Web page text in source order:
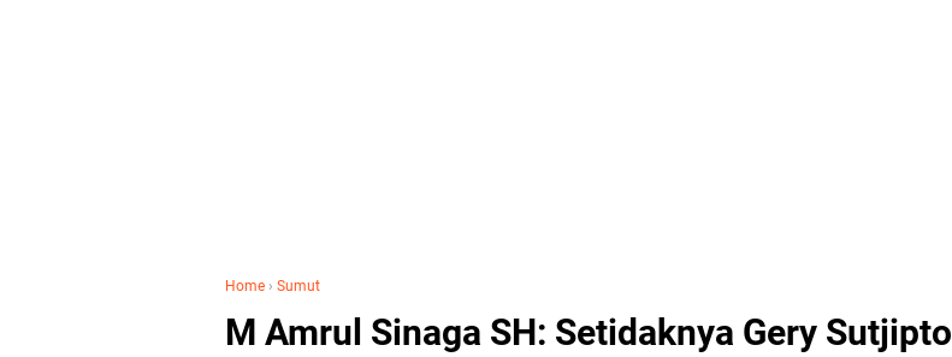
Home › Sumut
M Amrul Sinaga SH: Setidaknya Gery Sutjipto